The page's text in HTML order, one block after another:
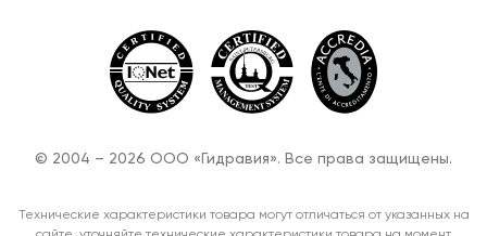
© 2004 – 2026 ООО «Гидравия». Все права защищены.
Технические характеристики товара могут отличаться от указанных на